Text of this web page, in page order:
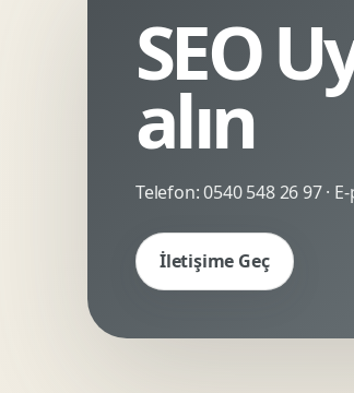
SEO
alın
Telefon:0540 548 26 97·
İletişime Geç